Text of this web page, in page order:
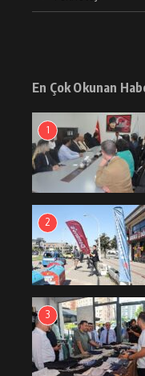
En Çok Okunan
1
2
3